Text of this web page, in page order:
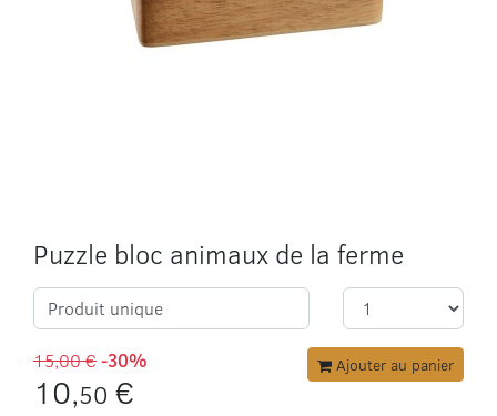
Puzzle bloc animaux de la ferme
Produit unique
15,00 €-30%
10,50 €
Ajouter au panier